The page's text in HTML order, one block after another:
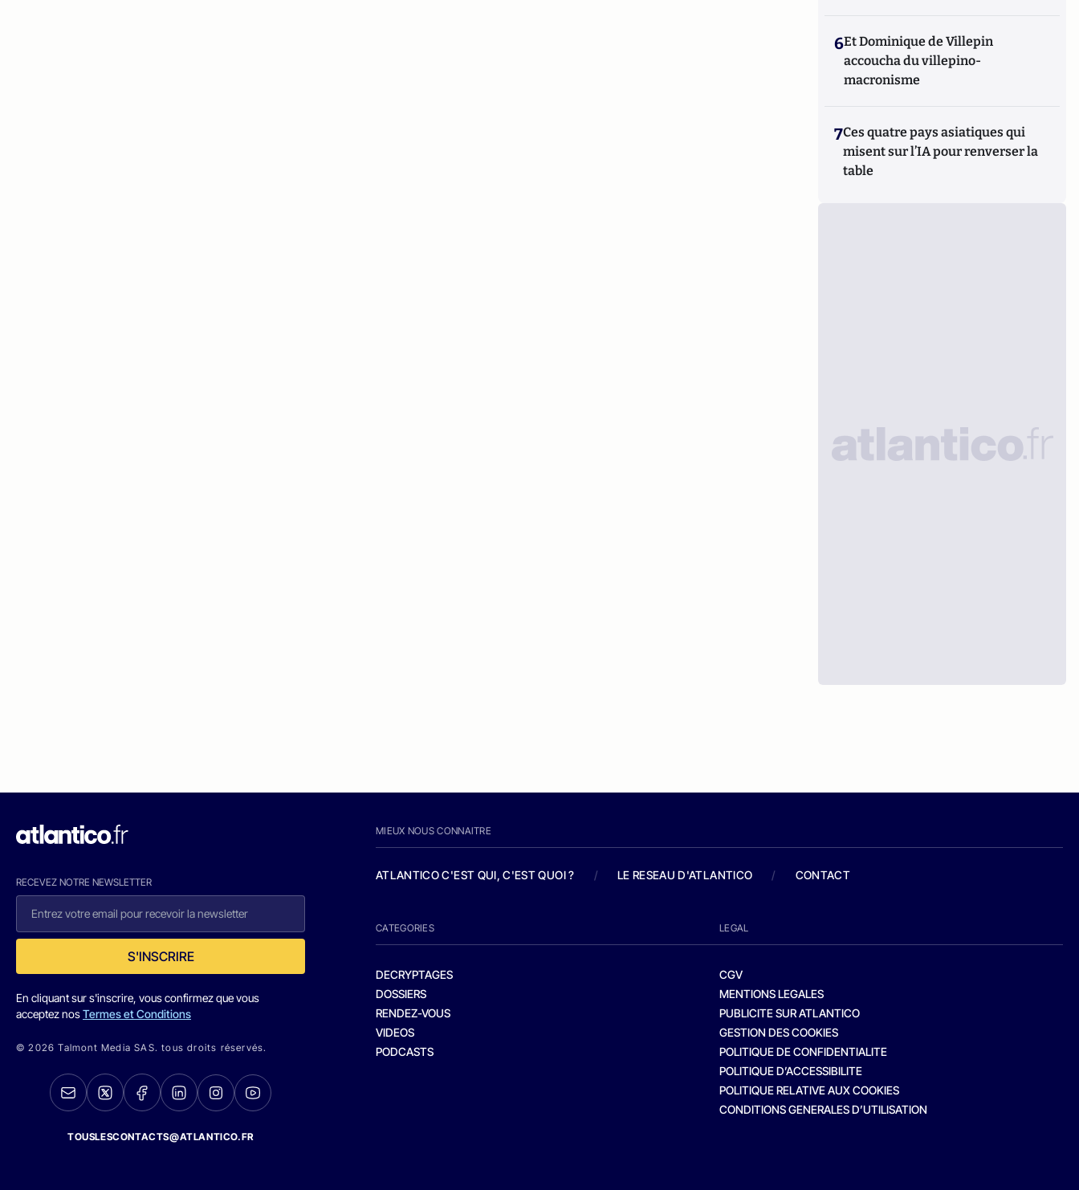
6Et Dominique de Villepin
accoucha du villepino-
macronisme
7Ces quatre pays asiatiques qui
misent sur l’IA pour renverser la
table
RECEVEZ NOTRE NEWSLETTER
S'INSCRIRE
En cliquant sur s'inscrire, vous confirmez que vous
acceptez nosTermes et Conditions
© 2026 Talmont Media SAS. tous droits réservés.
TOUSLESCONTACTS@ATLANTICO.FR
MIEUX NOUS CONNAITRE
ATLANTICO C'EST QUI, C'EST QUOI ? / LE RESEAU D'ATLANTICO / CONTACT
CATEGORIES
DECRYPTAGES
DOSSIERS
RENDEZ-VOUS
VIDEOS
PODCASTS
LEGAL
CGV
MENTIONS LEGALES
PUBLICITE SUR ATLANTICO
GESTION DES COOKIES
POLITIQUE DE CONFIDENTIALITE
POLITIQUE D’ACCESSIBILITE
POLITIQUE RELATIVE AUX COOKIES
CONDITIONS GENERALES D’UTILISATION